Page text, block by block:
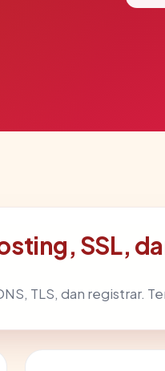
SSL,
TLS, dan registrar.